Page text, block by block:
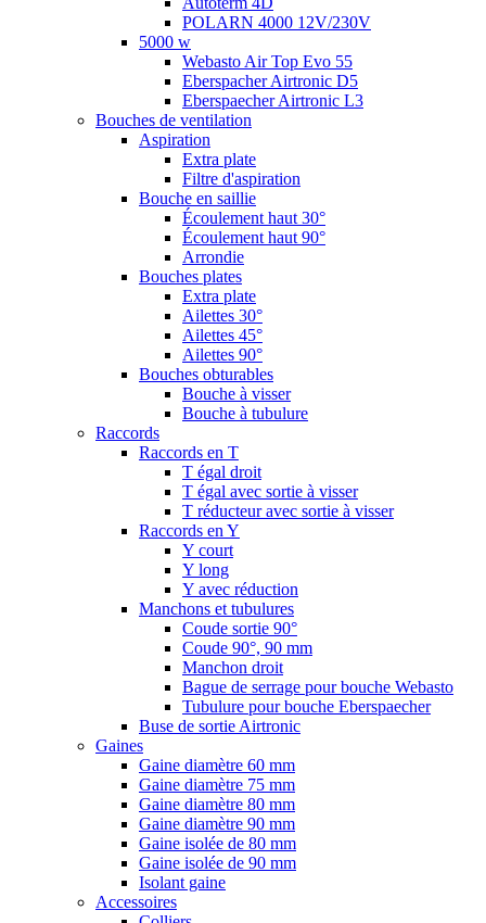
POLARN 4000 12V/230V
5000 w
Webasto Air Top Evo 55
Eberspacher Airtronic D5
Eberspaecher Airtronic L3
Bouches de ventilation
Aspiration
Extra plate
Filtre d'aspiration
Bouche en saillie
Écoulement haut 30°
Écoulement haut 90°
Arrondie
Bouches plates
Extra plate
Ailettes 30°
Ailettes 45°
Ailettes 90°
Bouches obturables
Bouche à visser
Bouche à tubulure
Raccords
Raccords en T
T égal droit
T égal avec sortie à visser
T réducteur avec sortie à visser
Raccords en Y
Y court
Y long
Y avec réduction
Manchons et tubulures
Coude sortie 90°
Coude 90°, 90 mm
Manchon droit
Bague de serrage pour bouche Webasto
Tubulure pour bouche Eberspaecher
Buse de sortie Airtronic
Gaines
Gaine diamètre 60 mm
Gaine diamètre 75 mm
Gaine diamètre 80 mm
Gaine diamètre 90 mm
Gaine isolée de 80 mm
Gaine isolée de 90 mm
Isolant gaine
Accessoires